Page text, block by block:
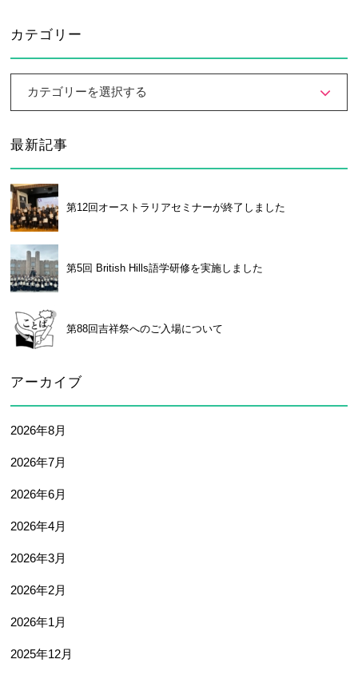
カテゴリー
カテゴリーを選択する
最新記事
第12回オーストラリアセミナーが終了しました
第5回 British Hills語学研修を実施しました
第88回吉祥祭へのご入場について
アーカイブ
2026年8月
2026年7月
2026年6月
2026年4月
2026年3月
2026年2月
2026年1月
2025年12月